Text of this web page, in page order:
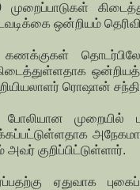
முறைப்பாடுகள்
ஒன்றியம்
கணக்குகள்
ரொஷான்
முறையில்
அவர் குறிப்பிட்டுள்ளார்.
ஏதுவாக